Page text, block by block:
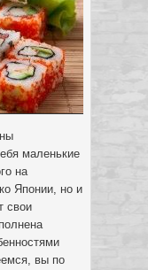
маленькие
на
Японии, но и
свои
вы по